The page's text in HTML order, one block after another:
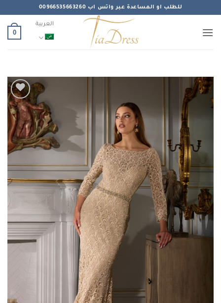
للطلب او المساعدة عبر واتس اب 00966535663260
العربية
0
Add to
wishlist